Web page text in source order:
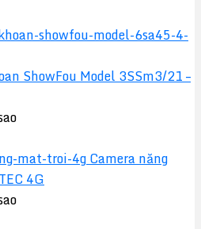
ShowFou Model 3SSm3/21 –
Camera năng
4G